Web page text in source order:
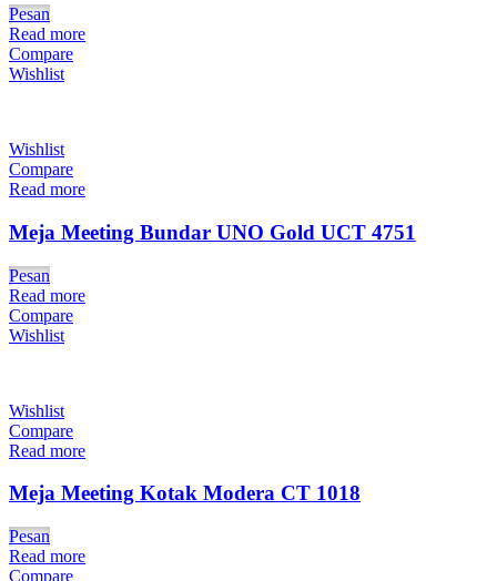
Pesan
Read more
Compare
Wishlist
Wishlist
Compare
Read more
Meja Meeting Bundar UNO Gold UCT 4751
Pesan
Read more
Compare
Wishlist
Wishlist
Compare
Read more
Meja Meeting Kotak Modera CT 1018
Pesan
Read more
Compare